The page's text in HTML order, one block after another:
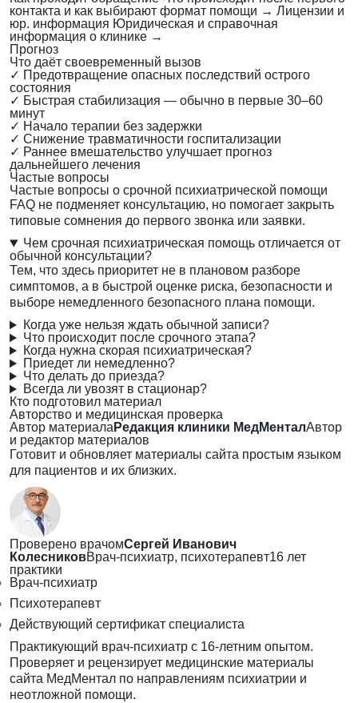
контакта и как выбирают формат помощи → Лицензии и
юр. информация Юридическая и справочная
информация о клинике →
Прогноз
Что даёт своевременный вызов
✓ Предотвращение опасных последствий острого
состояния
✓ Быстрая стабилизация — обычно в первые 30–60
минут
✓ Начало терапии без задержки
✓ Снижение травматичности госпитализации
✓ Раннее вмешательство улучшает прогноз
дальнейшего лечения
Частые вопросы
Частые вопросы о срочной психиатрической помощи
FAQ не подменяет консультацию, но помогает закрыть
типовые сомнения до первого звонка или заявки.
Чем срочная психиатрическая помощь отличается от
обычной консультации?
Тем, что здесь приоритет не в плановом разборе
симптомов, а в быстрой оценке риска, безопасности и
выборе немедленного безопасного плана помощи.
Когда уже нельзя ждать обычной записи?
Что происходит после срочного этапа?
Когда нужна скорая психиатрическая?
Приедет ли немедленно?
Что делать до приезда?
Всегда ли увозят в стационар?
Кто подготовил материал
Авторство и медицинская проверка
Автор материала Редакция клиники МедМенталАвтор
и редактор материалов
Готовит и обновляет материалы сайта простым языком
для пациентов и их близких.
Проверено врачомСергей Иванович
КолесниковВрач-психиатр, психотерапевт16 лет
практики
Врач-психиатр
Психотерапевт
Действующий сертификат специалиста
Практикующий врач-психиатр с 16-летним опытом.
Проверяет и рецензирует медицинские материалы
сайта МедМентал по направлениям психиатрии и
неотложной помощи.